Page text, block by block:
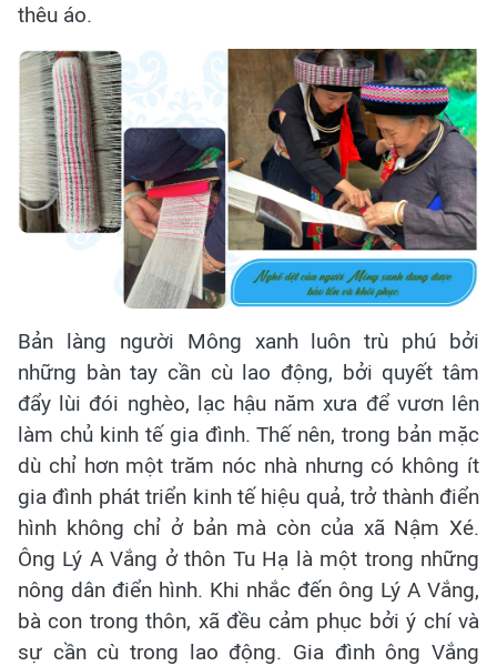
thêu áo.
Bản làng người Mông xanh luôn trù phú bởi
những bàn tay cần cù lao động, bởi quyết tâm
đẩy lùi đói nghèo, lạc hậu năm xưa để vươn lên
làm chủ kinh tế gia đình. Thế nên, trong bản mặc
dù chỉ hơn một trăm nóc nhà nhưng có không ít
gia đình phát triển kinh tế hiệu quả, trở thành điển
hình không chỉ ở bản mà còn của xã Nậm Xé.
Ông Lý A Vắng ở thôn Tu Hạ là một trong những
nông dân điển hình. Khi nhắc đến ông Lý A Vắng,
bà con trong thôn, xã đều cảm phục bởi ý chí và
sự cần cù trong lao động. Gia đình ông Vắng